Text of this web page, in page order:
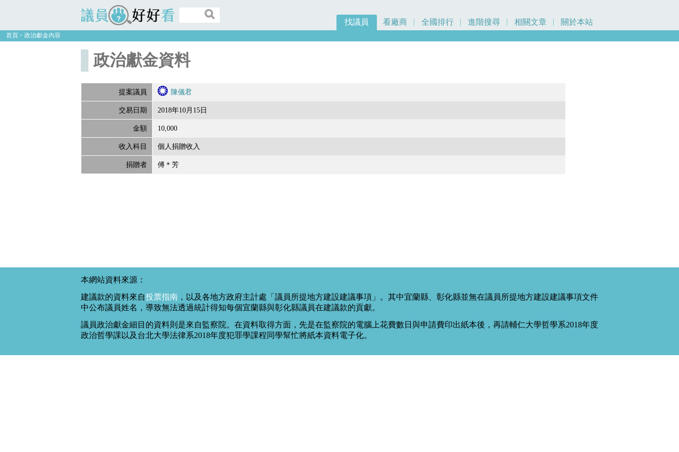
議員好好看
找議員 看廠商 全國排行 進階搜尋 相關文章 關於本站
首頁 政治獻金內容
政治獻金資料
提案議員 陳儀君
交易日期 2018年10月15日
金額 10,000
收入科目 個人捐贈收入
捐贈者 傅＊芳
本網站資料來源：
建議款的資料來自投票指南 ，以及各地方政府主計處「議員所提地方建設建議事項」。其中宜蘭縣、彰化縣並無在議員所提地方建設建議事項文件
中公布議員姓名，導致無法透過統計得知每個宜蘭縣與彰化縣議員在建議款的貢獻。
議員政治獻金細目的資料則是來自監察院。在資料取得方面，先是在監察院的電腦上花費數日與申請費印出紙本後，再請輔仁大學哲學系2018年度
政治哲學課以及台北大學法律系2018年度犯罪學課程同學幫忙將紙本資料電子化。